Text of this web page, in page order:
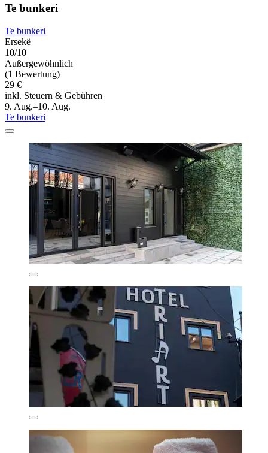
Te bunkeri
Te bunkeri
Ersekë
10/10
Außergewöhnlich
(1 Bewertung)
29 €
inkl. Steuern & Gebühren
9. Aug.–10. Aug.
Te bunkeri